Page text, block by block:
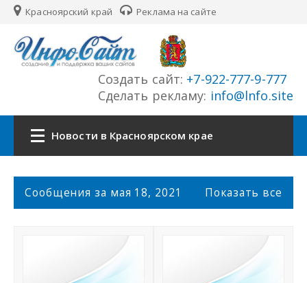
Красноярский край Реклама на сайте
Создать сайт: +7-922-777-9-777
Сделать рекламу: info@lnfo.site
Новости в Красноярском крае
Главная
Сообщения за мая 18, 2021 Показать все